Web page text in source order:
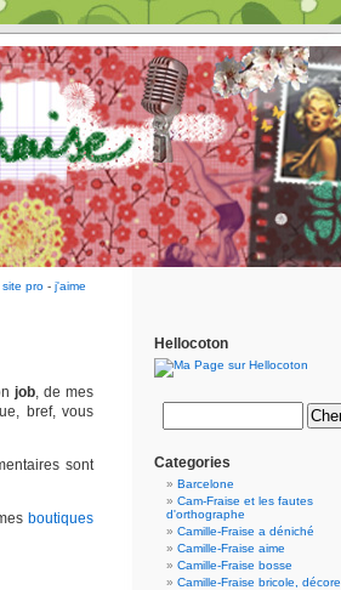
site pro- j'aime
job, de mes
bref, vous
sont
boutiques
Hellocoton
Categories
Barcelone
Cam-Fraise et les fautes
d'orthographe
Camille-Fraise a déniché
Camille-Fraise aime
Camille-Fraise bosse
Camille-Fraise bricole, décore,